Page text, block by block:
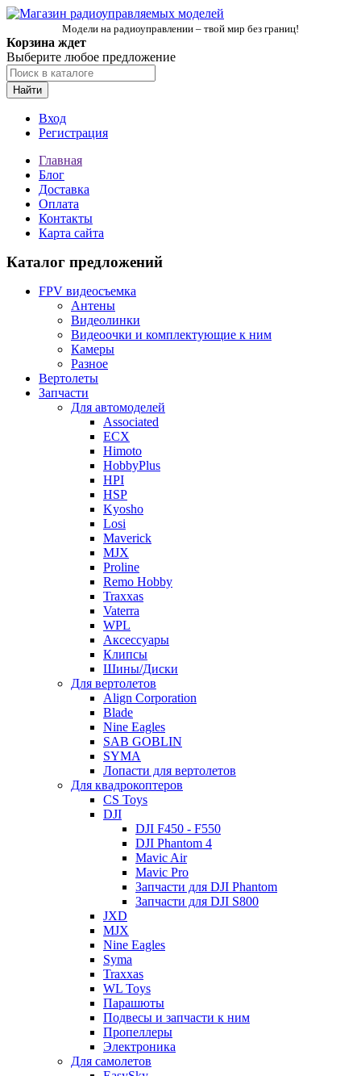
Модели на радиоуправлении – твой мир без границ!
Корзина ждет
Выберите любое предложение
Найти
Вход
Регистрация
Главная
Блог
Доставка
Оплата
Контакты
Карта сайта
Каталог предложений
FPV видеосъемка
Антены
Видеолинки
Видеоочки и комплектующие к ним
Камеры
Разное
Вертолеты
Запчасти
Для автомоделей
Associated
ECX
Himoto
HobbyPlus
HPI
HSP
Kyosho
Losi
Maverick
MJX
Proline
Remo Hobby
Traxxas
Vaterra
WPL
Аксессуары
Клипсы
Шины/Диски
Для вертолетов
Align Corporation
Blade
Nine Eagles
SAB GOBLIN
SYMA
Лопасти для вертолетов
Для квадрокоптеров
CS Toys
DJI
DJI F450 - F550
DJI Phantom 4
Mavic Air
Mavic Pro
Запчасти для DJI Phantom
Запчасти для DJI S800
JXD
MJX
Nine Eagles
Syma
Traxxas
WL Toys
Парашюты
Подвесы и запчасти к ним
Пропеллеры
Электроника
Для самолетов